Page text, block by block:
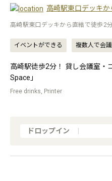
高崎駅東口デッキ
高崎駅東口デッキから直結で徒歩2
イベントができる 複数人で会
高崎駅徒歩2分！ 貸し会議室・
Space」
Free drinks, Printer
ドロップイン